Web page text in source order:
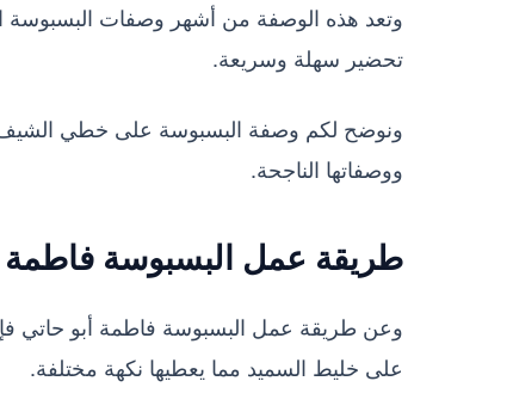
وتعد هذه الوصفة من أشهر وصفات البسبوسة
تحضير سهلة وسريعة.
ونوضح لكم وصفة البسبوسة على خطي الشيف
ووصفاتها الناجحة.
طريقة عمل البسبوسة فاطمة
وعن طريقة عمل البسبوسة فاطمة أبو حاتي
على خليط السميد مما يعطيها نكهة مختلفة.